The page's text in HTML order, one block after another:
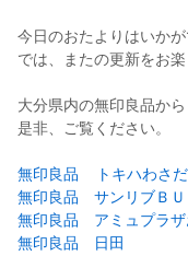
今日のおたよりはいかが
では、またの更新をお楽
大分県内の無印良品か
是非、ご覧ください。
無印良品 トキハわさだ
無印良品 サンリブＢＵ
無印良品 アミュプラザ
無印良品 日田